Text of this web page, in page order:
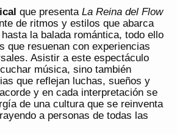
que presenta La Reina del Flow
de ritmos y estilos que abarca
la balada romántica, todo ello
que resuenan con experiencias
Asistir a este espectáculo
música, sino también
que reflejan luchas, sueños y
y en cada interpretación se
de una cultura que se reinventa
a personas de todas las